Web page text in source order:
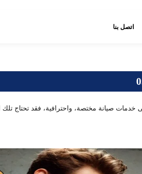
اتصل بنا
خدمات صيانة مختصة، واحترافية، فقد تحتاج